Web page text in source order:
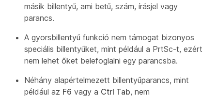
másik billentyű, ami betű, szám, írásjel vagy
parancs.
A gyorsbillentyű funkció nem támogat bizonyos
speciális billentyűket, mint például a PrtSc-t, ezért
nem lehet őket belefoglalni egy parancsba.
Néhány alapértelmezett billentyűparancs, mint
például az F6 vagy a Ctrl Tab, nem